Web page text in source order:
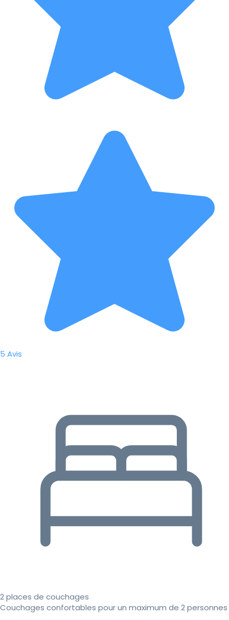
5 Avis
2 places de couchages
Couchages confortables pour un maximum de 2 personnes